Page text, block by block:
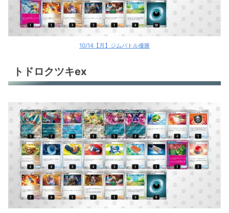
10/14【月】ジムバトル優勝
トドロクツキex